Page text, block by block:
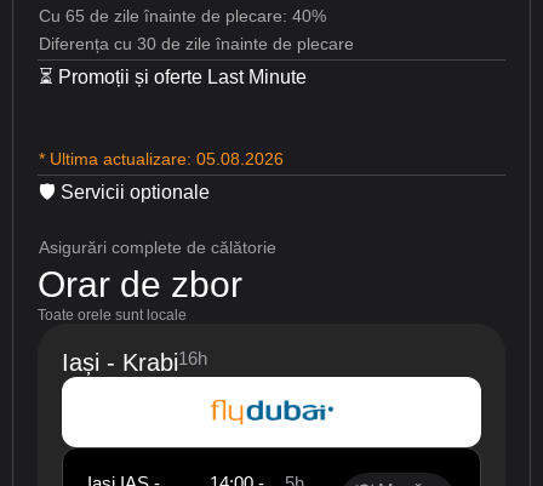
Cu 65 de zile înainte de plecare: 40%
Diferența cu 30 de zile înainte de plecare
⏳ Promoții și oferte Last Minute
* Ultima actualizare: 05.08.2026
🛡 Servicii optionale
Asigurări complete de călătorie
Orar de zbor
Toate orele sunt locale
Iași - Krabi16h